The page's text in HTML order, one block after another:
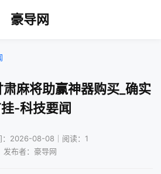
豪导网
麻将助赢神器购买_确实
-科技要闻
：2026-08-08｜阅读：1
发布者：豪导网